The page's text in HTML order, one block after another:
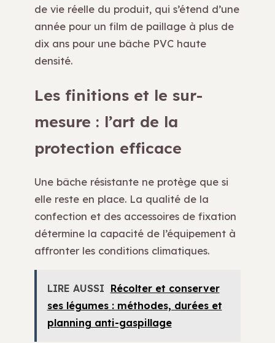
de vie réelle du produit, qui s’étend d’une
année pour un film de paillage à plus de
dix ans pour une bâche PVC haute
densité.
Les finitions et le sur-
mesure : l’art de la
protection efficace
Une bâche résistante ne protège que si
elle reste en place. La qualité de la
confection et des accessoires de fixation
détermine la capacité de l’équipement à
affronter les conditions climatiques.
LIRE AUSSI Récolter et conserver
ses légumes : méthodes, durées et
planning anti-gaspillage